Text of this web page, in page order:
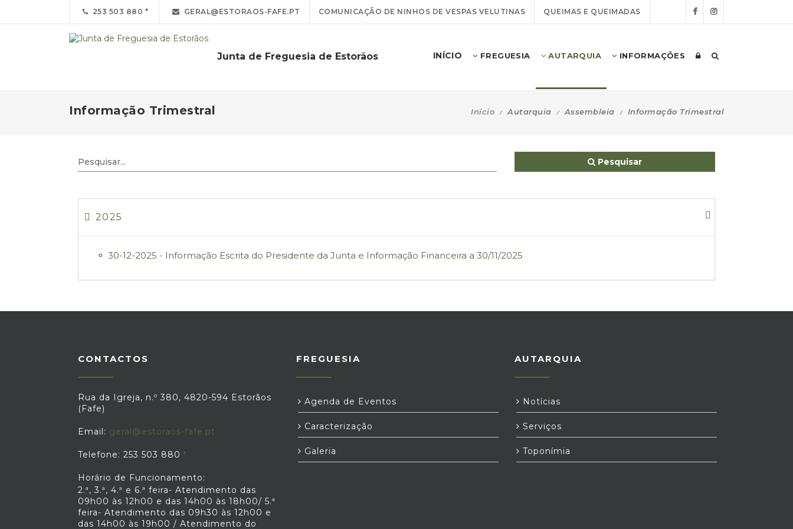
253 503 880 GERAL@ESTORAOS-FAFE.PT COMUNICAÇÃO DE NINHOS DE VESPAS VELUTINAS QUEIMAS E QUEIMADAS
Junta de Freguesia de Estorãos INÍCIO FREGUESIA AUTARQUIA INFORMAÇÕES
Informação Trimestral Início Autarquia Assembleia Informação Trimestral
Pesquisar
2025
30-12-2025 - Informação Escrita do Presidente da Junta e Informação Financeira a 30/11/2025
CONTACTOS
Rua da Igreja, n.º 380, 4820-594 Estorãos
(Fafe)
Email: geral@estoraos-fafe.pt
Telefone: 253 503 880
Horário de Funcionamento:
2.ª, 3.ª, 4.ª e 6.ª feira- Atendimento das
09h00 às 12h00 e das 14h00 às 18h00/ 5.ª
feira- Atendimento das 09h30 às 12h00 e
das 14h00 às 19h00 / Atendimento do
FREGUESIA
Agenda de Eventos
Caracterização
Galeria
AUTARQUIA
Notícias
Serviços
Toponímia